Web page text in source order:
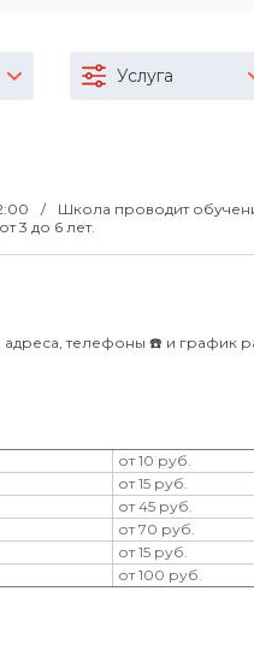
Услуга
Школа проводит
3 до 6 лет.
телефоны ☎️ и график
от 10 руб.
от 15 руб.
от 45 руб.
от 70 руб.
от 15 руб.
от 100 руб.